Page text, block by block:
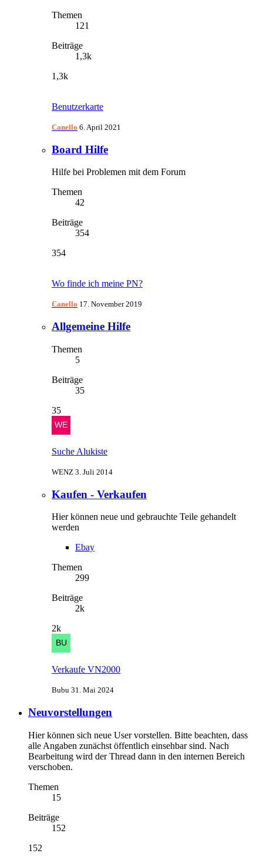
Themen
121
Beiträge
1,3k
1,3k
Benutzerkarte
Canello 6. April 2021
Board Hilfe
Hilfe bei Problemen mit dem Forum
Themen
42
Beiträge
354
354
Wo finde ich meine PN?
Canello 17. November 2019
Allgemeine Hilfe
Themen
5
Beiträge
35
35
Suche Alukiste
WENZ 3. Juli 2014
Kaufen - Verkaufen
Hier können neue und gebrauchte Teile gehandelt
werden
Ebay
Themen
299
Beiträge
2k
2k
Verkaufe VN2000
Bubu 31. Mai 2024
Neuvorstellungen
Hier können sich neue User vorstellen. Bitte beachten, dass
alle Angaben zunächst öffentlich einsehbar sind. Nach
Bearbeitung wird der Thread dann in den internen Bereich
verschoben.
Themen
15
Beiträge
152
152